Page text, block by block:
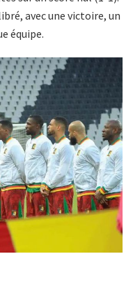
avec une victoire, un
équipe.